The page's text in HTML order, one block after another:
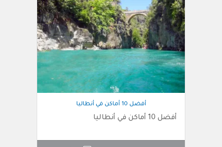
أفضل 10 أماكن في أنطاليا
أفضل 10 أماكن في أنطاليا